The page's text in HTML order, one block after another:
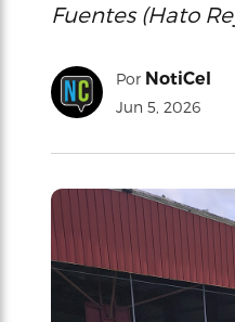
Fuentes (Hato
Por NotiCel
Jun 5, 2026